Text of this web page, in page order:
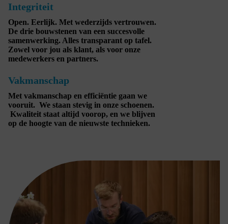
Integriteit
Open. Eerlijk. Met wederzijds vertrouwen.
De drie bouwstenen van een succesvolle
samenwerking. Alles transparant op tafel.
Zowel voor jou als klant, als voor onze
medewerkers en partners.
Vakmanschap
Met vakmanschap en efficiëntie gaan we
vooruit. We staan stevig in onze schoenen.
Kwaliteit staat altijd voorop, en we blijven
op de hoogte van de nieuwste technieken.